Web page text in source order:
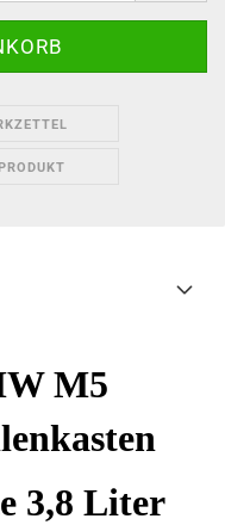
M5
3,8 Liter